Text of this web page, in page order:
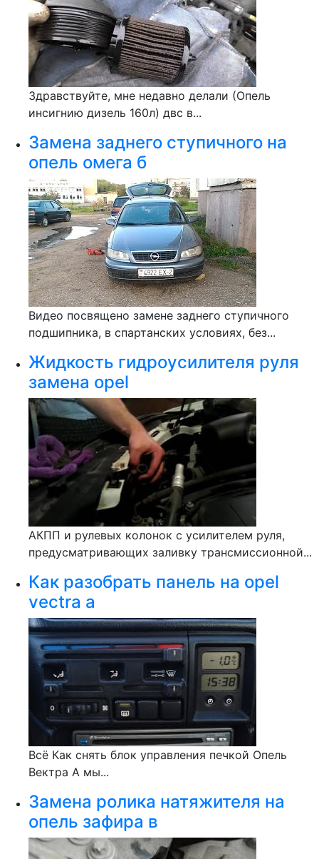
Здравствуйте, мне недавно делали (Опель
инсигнию дизель 160л) двс в...
Замена заднего ступичного на
опель омега б
Видео посвящено замене заднего ступичного
подшипника, в спартанских условиях, без...
Жидкость гидроусилителя руля
замена opel
АКПП и рулевых колонок с усилителем руля,
предусматривающих заливку трансмиссионной...
Как разобрать панель на opel
vectra a
Всё Как снять блок управления печкой Опель
Вектра А мы...
Замена ролика натяжителя на
опель зафира в